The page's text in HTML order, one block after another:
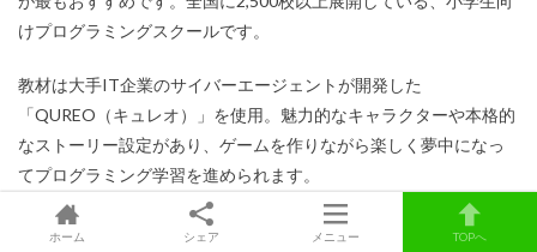
けプログラミングスクールです。
教材は大手IT企業のサイバーエージェントが開発した
「QUREO（キュレオ）」を使用。魅力的なキャラクターや本格的
なストーリー設定があり、ゲームを作りながら楽しく夢中になっ
てプログラミング学習を進められます。
大学入試改革への対応を視野に入れたカリキュラムは本格的なの
ホーム シェア メニュー TOPへ